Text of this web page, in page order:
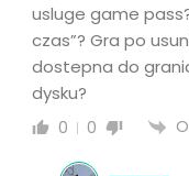
usluge game
czas”? Gra po
dostepna do
dysku?
0 0